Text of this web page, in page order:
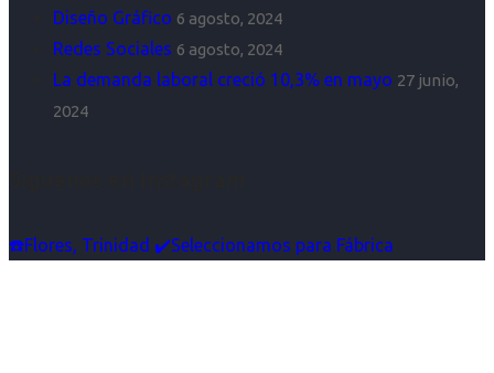
Diseño Gráfico 6 agosto, 2024
Redes Sociales 6 agosto, 2024
La demanda laboral creció 10,3% en mayo 27 junio,
2024
☎️Flores, Trinidad ✔️Seleccionamos para Fábrica